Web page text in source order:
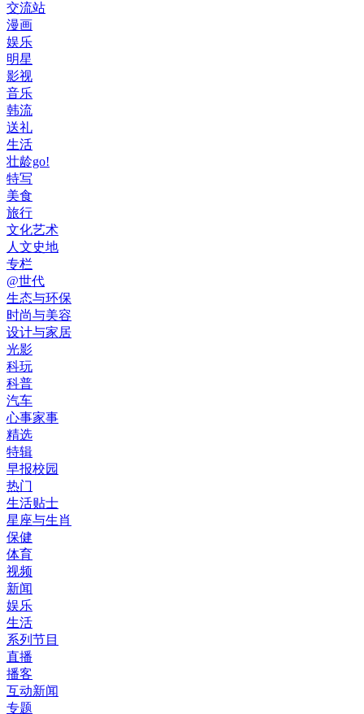
交流站
漫画
娱乐
明星
影视
音乐
韩流
送礼
生活
壮龄go!
特写
美食
旅行
文化艺术
人文史地
专栏
@世代
生态与环保
时尚与美容
设计与家居
光影
科玩
科普
汽车
心事家事
精选
特辑
早报校园
热门
生活贴士
星座与生肖
保健
体育
视频
新闻
娱乐
生活
系列节目
直播
播客
互动新闻
专题